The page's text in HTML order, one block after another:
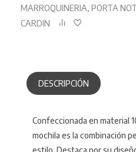
MARROQUINERIA, PORTA
CARDIN
DESCRIPCIÓN
Confeccionada en material
mochila es la combinación
estilo. Destaca por su